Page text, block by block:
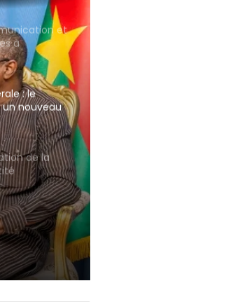
et
à
députés
: le
un nouveau
du
et un
FIDA
de la